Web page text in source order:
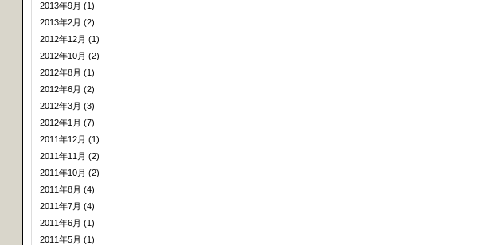
2013年9月 (1)
2013年2月 (2)
2012年12月 (1)
2012年10月 (2)
2012年8月 (1)
2012年6月 (2)
2012年3月 (3)
2012年1月 (7)
2011年12月 (1)
2011年11月 (2)
2011年10月 (2)
2011年8月 (4)
2011年7月 (4)
2011年6月 (1)
2011年5月 (1)